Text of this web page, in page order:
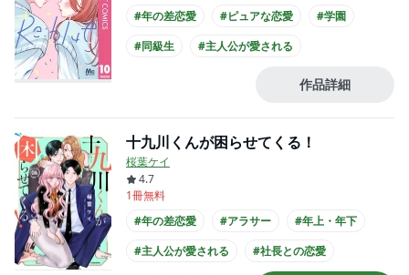
#年の差恋愛
#ピュアな恋愛
#学園
#同級生
#主人公が愛される
#爽やかイケメン
#主人公が高校生
作品詳細
十九川くんが困らせてくる！
桜葉ケイ
4.7
1冊無料
#年の差恋愛
#アラサー
#年上・年下
#主人公が愛される
#社長との恋愛